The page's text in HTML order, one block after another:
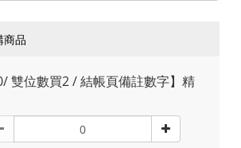
商品
雙位數買2 / 結帳頁備註數字】精